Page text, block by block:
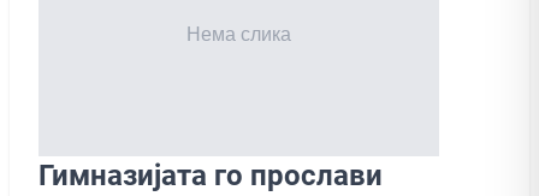
Гимназијата го прослави